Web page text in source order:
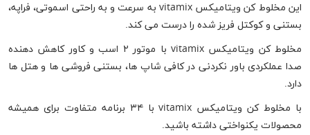
این مخلوط کن ویتامیکس vitamix به سرعت و به راحتی اسموتی، فراپه،
بستنی و کوکتل فریز شده را درست می کند.
مخلوط کن ویتامیکس vitamix با موتور ۲ اسب و کاور کاهش دهنده
صدا عملکردی باور نکردنی در کافی شاپ ها، بستنی فروشی ها و هتل ها
دارد.
با مخلوط کن ویتامیکس vitamix با ۳۴ برنامه متفاوت برای همیشه
محصولات یکنواختی داشته باشید.